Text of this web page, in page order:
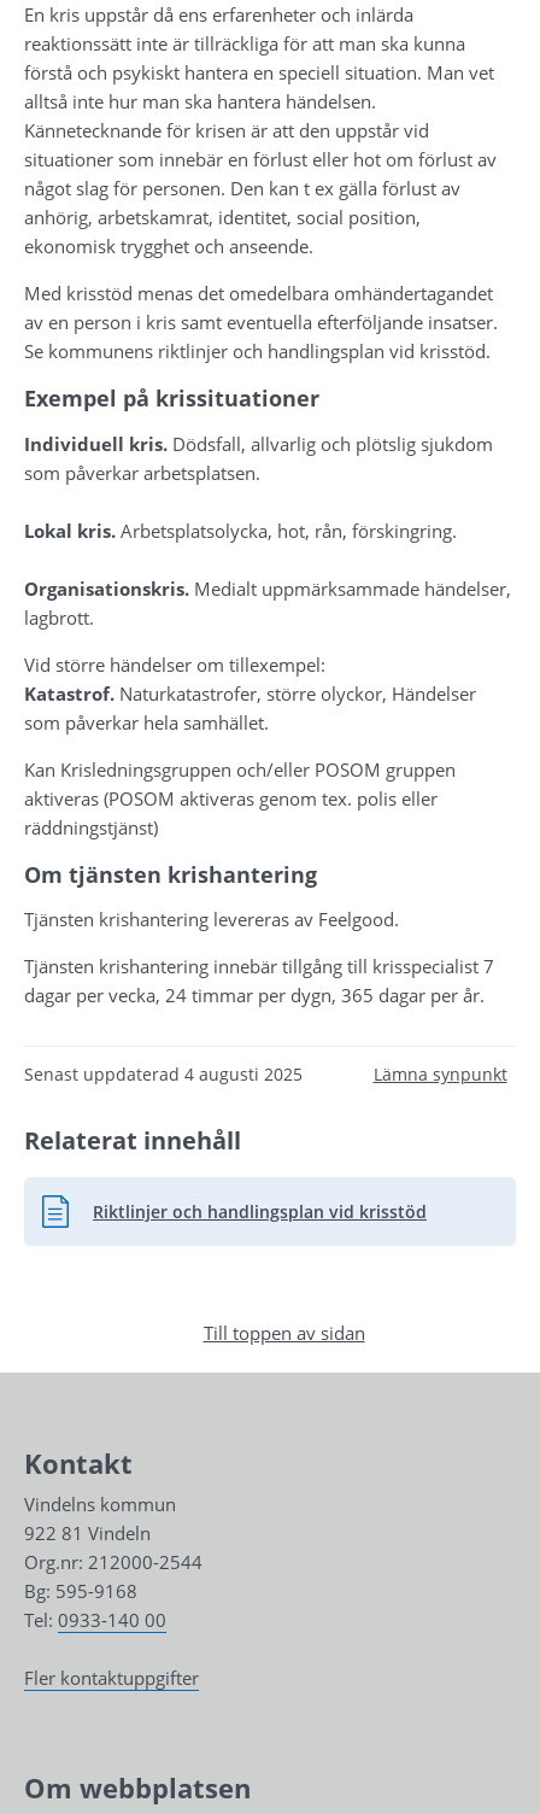
En kris uppstår då ens erfarenheter och inlärda
reaktionssätt inte är tillräckliga för att man ska kunna
förstå och psykiskt hantera en speciell situation. Man vet
alltså inte hur man ska hantera händelsen.
Kännetecknande för krisen är att den uppstår vid
situationer som innebär en förlust eller hot om förlust av
något slag för personen. Den kan t ex gälla förlust av
anhörig, arbetskamrat, identitet, social position,
ekonomisk trygghet och anseende.
Med krisstöd menas det omedelbara omhändertagandet
av en person i kris samt eventuella efterföljande insatser.
Se kommunens riktlinjer och handlingsplan vid krisstöd.
Exempel på krissituationer
Individuell kris. Dödsfall, allvarlig och plötslig sjukdom
som påverkar arbetsplatsen.
Lokal kris. Arbetsplatsolycka, hot, rån, förskingring.
Organisationskris. Medialt uppmärksammade händelser,
lagbrott.
Vid större händelser om tillexempel:
Katastrof. Naturkatastrofer, större olyckor, Händelser
som påverkar hela samhället.
Kan Krisledningsgruppen och/eller POSOM gruppen
aktiveras (POSOM aktiveras genom tex. polis eller
räddningstjänst)
Om tjänsten krishantering
Tjänsten krishantering levereras av Feelgood.
Tjänsten krishantering innebär tillgång till krisspecialist 7
dagar per vecka, 24 timmar per dygn, 365 dagar per år.
Senast uppdaterad 4 augusti 2025 Lämna synpunkt
Relaterat innehåll
Riktlinjer och handlingsplan vid krisstöd
Pdf, 199 kB.
Till toppen av sidan
Kontakt
Vindelns kommun
922 81 Vindeln
Org.nr: 212000-2544
Bg: 595-9168
Tel: 0933-140 00
Fler kontaktuppgifter
Om webbplatsen